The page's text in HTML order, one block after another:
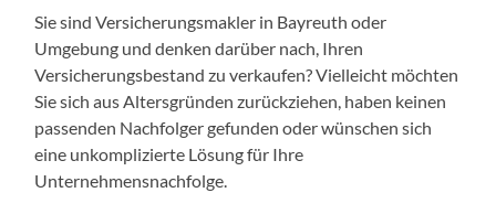
Sie sind Versicherungsmakler in Bayreuth oder
Umgebung und denken darüber nach, Ihren
Versicherungsbestand zu verkaufen? Vielleicht möchten
Sie sich aus Altersgründen zurückziehen, haben keinen
passenden Nachfolger gefunden oder wünschen sich
eine unkomplizierte Lösung für Ihre
Unternehmensnachfolge.